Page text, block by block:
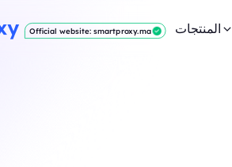
Official website: smartproxy.ma المنتجات